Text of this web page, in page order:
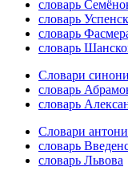
словарь
словарь
словарь
словарь
Словари
словарь
словарь
Словари
словарь
словарь Львова